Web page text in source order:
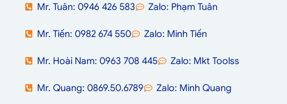
Mr. Tuân: 0946 426 583 Zalo: Phạm Tuân
Mr. Tiến: 0982 674 550 Zalo: Minh Tiến
Mr. Hoài Nam: 0963 708 445 Zalo: Mkt Toolss
Mr. Quang: 0869.50.6789 Zalo: Minh Quang